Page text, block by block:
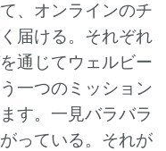
、オンラインのチ
届ける。それぞれ
通じてウェルビー
一つのミッション
す。一見バラバラ
っている。それが